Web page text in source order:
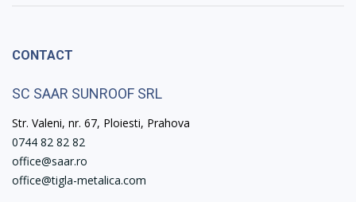
CONTACT
SC SAAR SUNROOF SRL
Str. Valeni, nr. 67, Ploiesti, Prahova
0744 82 82 82
office@saar.ro
office@tigla-metalica.com